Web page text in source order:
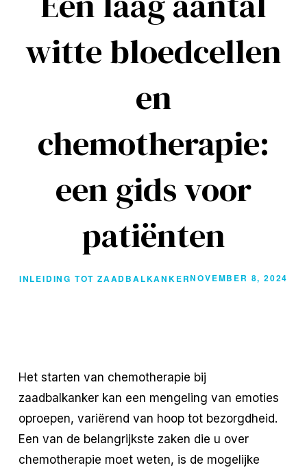
witte bloedcellen
en
chemotherapie:
een gids voor
patiënten
INLEIDING TOT ZAADBALKANKERNOVEMBER 8, 2024
Het starten van chemotherapie bij
zaadbalkanker kan een mengeling van emoties
oproepen, variërend van hoop tot bezorgdheid.
Een van de belangrijkste zaken die u over
chemotherapie moet weten, is de mogelijke